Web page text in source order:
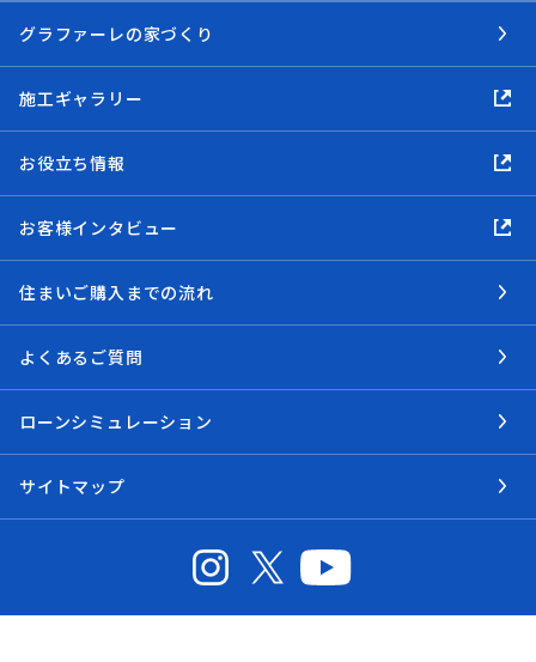
グラファーレの家づくり
施工ギャラリー
お役立ち情報
お客様インタビュー
住まいご購入までの流れ
よくあるご質問
ローンシミュレーション
サイトマップ